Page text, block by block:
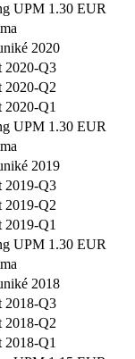
UPM 1.30 EUR
2020
2020-Q3
2020-Q2
2020-Q1
UPM 1.30 EUR
2019
2019-Q3
2019-Q2
2019-Q1
UPM 1.30 EUR
2018
2018-Q3
2018-Q2
2018-Q1